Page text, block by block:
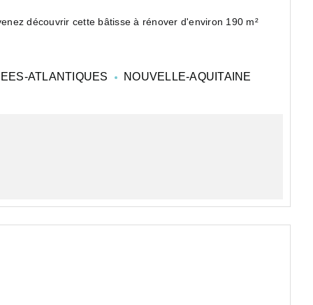
découvrir cette bâtisse à rénover d'environ 190 m²
ATLANTIQUES NOUVELLE-AQUITAINE